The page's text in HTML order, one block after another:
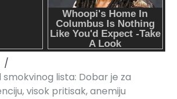
lista: Dobar je za
visok pritisak, anemiju